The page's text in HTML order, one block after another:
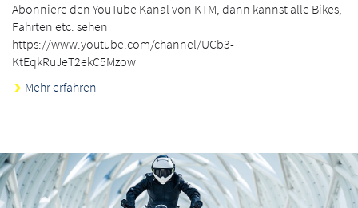
Abonniere den YouTube Kanal von KTM, dann kannst alle Bikes,
Fahrten etc. sehen
https://www.youtube.com/channel/UCb3-
KtEqkRuJeT2ekC5Mzow
Mehr erfahren